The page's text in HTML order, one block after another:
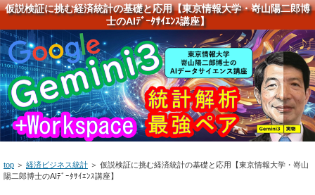
仮説検証に挑む経済統計の基礎と応用【東京情報大学・嵜山陽二郎博
士のAIﾃﾞｰﾀｻｲｴﾝｽ講座】
top ＞ 経済ビジネス統計 ＞ 仮説検証に挑む経済統計の基礎と応用【東京情報大学・嵜山
陽二郎博士のAIﾃﾞｰﾀｻｲｴﾝｽ講座】